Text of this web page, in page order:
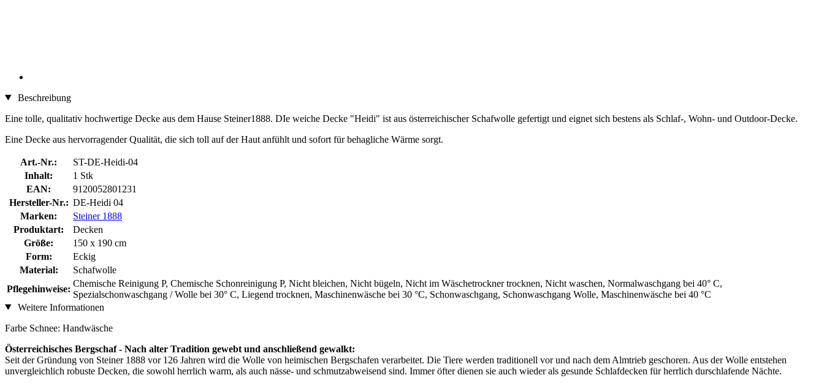
Beschreibung
Eine tolle, qualitativ hochwertige Decke aus dem Hause Steiner1888. DIe weiche Decke "Heidi" ist aus österreichischer Schafwolle gefertigt und eignet sich bestens als Schlaf-, Wohn- und Outdoor-Decke.
Eine Decke aus hervorragender Qualität, die sich toll auf der Haut anfühlt und sofort für behagliche Wärme sorgt.
Art.-Nr.:
ST-DE-Heidi-04
Inhalt:
1 Stk
EAN:
9120052801231
Hersteller-Nr.: DE-Heidi 04
Marken:
Steiner 1888
Produktart:
Decken
Größe:
150 x 190 cm
Form:
Eckig
Material:
Schafwolle
Pflegehinweise:
Chemische Reinigung P, Chemische Schonreinigung P, Nicht bleichen, Nicht bügeln, Nicht im Wäschetrockner trocknen, Nicht waschen, Normalwaschgang bei 40° C,
Spezialschonwaschgang / Wolle bei 30° C, Liegend trocknen, Maschinenwäsche bei 30 °C, Schonwaschgang, Schonwaschgang Wolle, Maschinenwäsche bei 40 °C
Weitere Informationen
Farbe Schnee: Handwäsche
Österreichisches Bergschaf - Nach alter Tradition gewebt und anschließend gewalkt:
Seit der Gründung von Steiner 1888 vor 126 Jahren wird die Wolle von heimischen Bergschafen verarbeitet. Die Tiere werden traditionell vor und nach dem Almtrieb geschoren. Aus der Wolle entstehen
unvergleichlich robuste Decken, die sowohl herrlich warm, als auch nässe- und schmutzabweisend sind. Immer öfter dienen sie auch wieder als gesunde Schlafdecken für herrlich durschlafende Nächte.